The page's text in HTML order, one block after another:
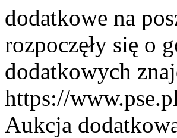
dodatkowe na
rozpoczęły się o
dodatkowych
https://
Aukcja